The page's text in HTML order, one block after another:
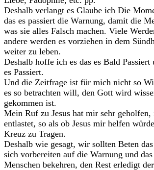
Deshalb verlangt es Glaube ich Die
das es passiert die Warnung, damit die
was sie alles Falsch machen. Viele
andere werden es vorziehen in dem
weiter zu leben.
Deshalb hoffe ich es das es Bald Passiert
es Passiert.
Und die Zeitfrage ist für mich nicht so
es so betrachten will, den Gott wird
gekommen ist.
Mein Ruf zu Jesus hat mir sehr
entlastet, so als ob Jesus mir helfen
Kreuz zu Tragen.
Deshalb wie gesagt, wir sollten Beten
sich vorbereiten auf die Warnung und
Menschen bekehren, den Rest erledigt